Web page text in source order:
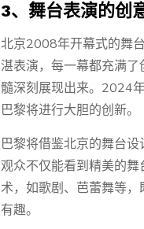
3、舞台表演的创
北京2008年开幕式的舞
湛表演，每一幕都充满
髓深刻展现出来。2024
巴黎将进行大胆的创新。
巴黎将借鉴北京的舞台
观众不仅能看到精美的
术，如歌剧、芭蕾舞等
有趣。